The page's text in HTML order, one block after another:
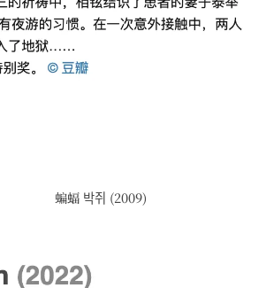
蝙蝠 박쥐 (2009)